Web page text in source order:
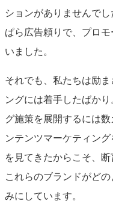
ションがありませんで
ぱら広告頼りで、プロ
いました。
それでも、私たちは励
ングには着手したばか
グ施策を展開するには
ンテンツマーケティン
を見てきたからこそ、
これらのブランドがど
みにしています。